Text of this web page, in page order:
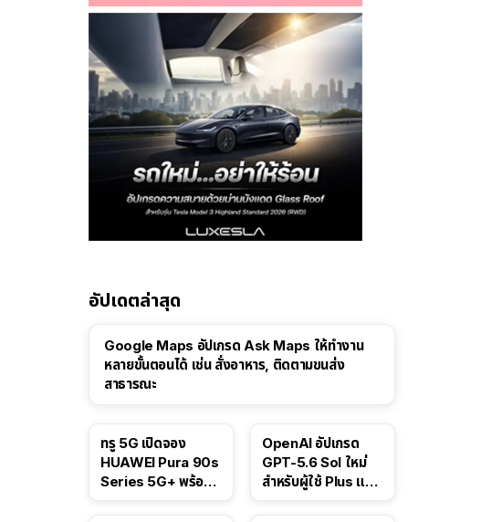
อัปเดตล่าสุด
Google Maps อัปเกรด Ask Maps ให้ทำงาน
หลายขั้นตอนได้ เช่น สั่งอาหาร, ติดตามขนส่ง
สาธารณะ
ทรู 5G เปิดจอง
HUAWEI Pura 90s
Series 5G+ พร้อม
OpenAI อัปเกรด
GPT-5.6 Sol ใหม่
สำหรับผู้ใช้ Plus และ